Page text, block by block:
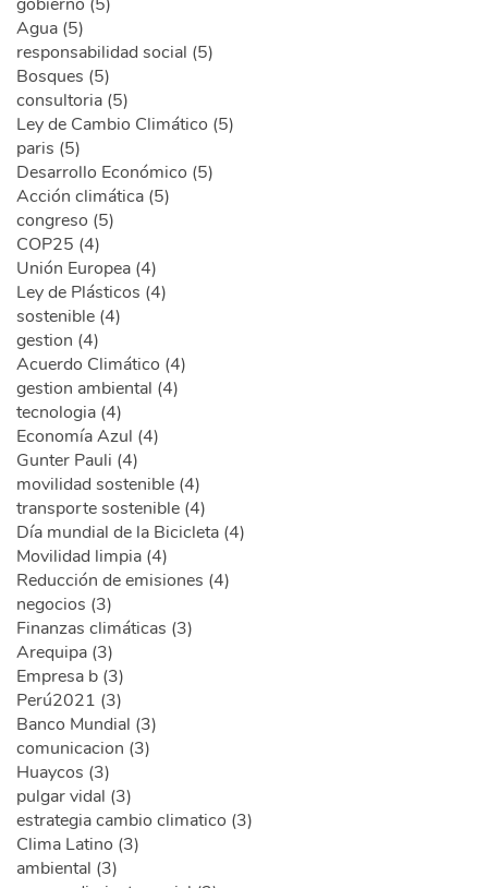
Agua (5)
responsabilidad social (5)
Bosques (5)
consultoria (5)
Ley de Cambio Climático (5)
paris (5)
Desarrollo Económico (5)
Acción climática (5)
congreso (5)
COP25 (4)
Unión Europea (4)
Ley de Plásticos (4)
sostenible (4)
gestion (4)
Acuerdo Climático (4)
gestion ambiental (4)
tecnologia (4)
Economía Azul (4)
Gunter Pauli (4)
movilidad sostenible (4)
transporte sostenible (4)
Día mundial de la Bicicleta (4)
Movilidad limpia (4)
Reducción de emisiones (4)
negocios (3)
Finanzas climáticas (3)
Arequipa (3)
Empresa b (3)
Perú2021 (3)
Banco Mundial (3)
comunicacion (3)
Huaycos (3)
pulgar vidal (3)
estrategia cambio climatico (3)
Clima Latino (3)
ambiental (3)